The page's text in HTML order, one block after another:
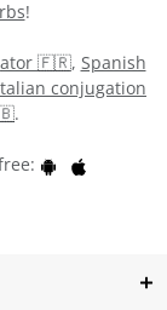
!
🇫🇷, Spanish
conjugation
.